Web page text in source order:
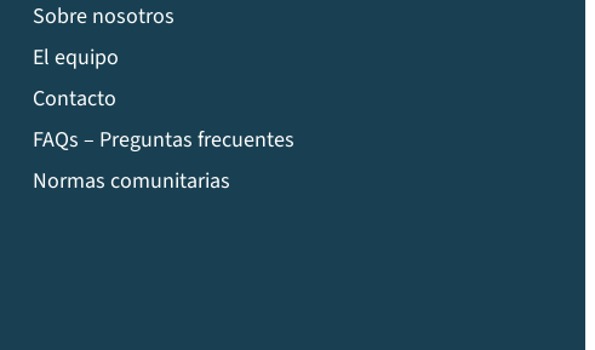
Sobre nosotros
El equipo
Contacto
FAQs – Preguntas frecuentes
Normas comunitarias